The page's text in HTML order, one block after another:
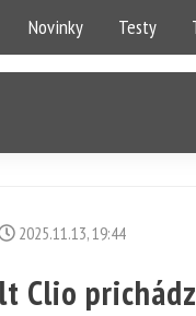
Novinky Testy
2025.11.13, 19:44
Clio